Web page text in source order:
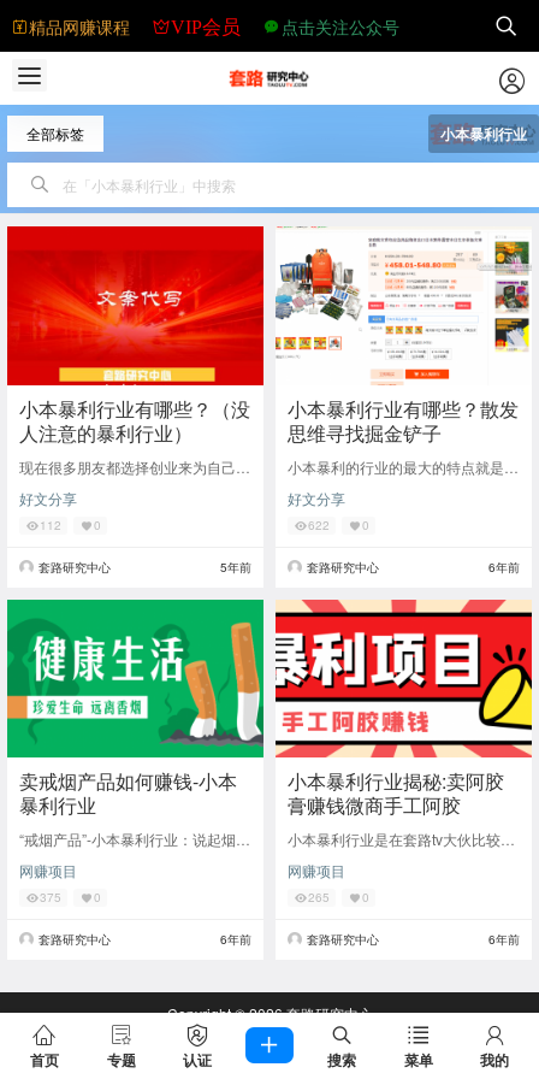
精品网赚课程 VIP会员 点击关注公众号
全部标签 小本暴利行业
小本暴利行业有哪些？（没
人注意的暴利行业）
现在很多朋友都选择创业来为自己的
对于选择创业的项目有什么想法？今
天小编就给大家
好文分享
112 0
套路研究中心 5年前
小本暴利行业有哪些？散发
思维寻找掘金铲子
小本暴利的行业的最大的特点就是上
场上没多少人知道了解你这东西原本
值多少钱，再者
好文分享
622 0
套路研究中心 6年前
卖戒烟产品如何赚钱-小本
暴利行业
“戒烟产品”-小本暴利行业：说起烟，
触。毕竟在这繁杂拥堵的社会，点一
根香烟已经
网赚项目
375 0
套路研究中心 6年前
小本暴利行业揭秘:卖阿胶
膏赚钱微商手工阿胶
小本暴利行业是在套路tv大伙比较感
文章中得到启发。那么今天来谈谈卖
阿胶赚钱的微
网赚项目
265 0
套路研究中心 6年前
Copyright © 2026套路研究中心
查询 71 次，耗时 0.2899 秒
首页 专题 认证 搜索 菜单 我的